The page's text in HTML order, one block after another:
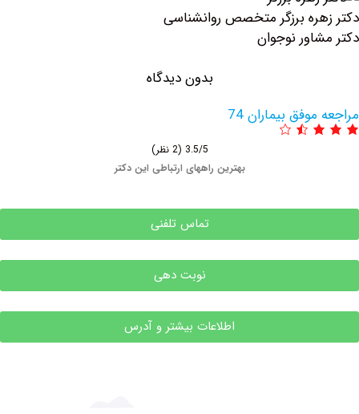
برزگر متخصص روانشناسی
نوجوان
بدون دیدگاه
بیماران 74
بهترین راههای ارتباطی این دکتر
تماس تلفنی
نوبت دهی
اطلاعات بیشتر و آدرس